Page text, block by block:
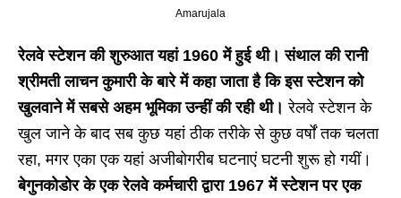
Amarujala
रेलवे स्टेशन की शुरुआत यहां 1960 में हुई थी। संथाल की रानी
श्रीमती लाचन कुमारी के बारे में कहा जाता है कि इस स्टेशन को
खुलवाने में सबसे अहम भूमिका उन्हीं की रही थी। रेलवे स्टेशन के
खुल जाने के बाद सब कुछ यहां ठीक तरीके से कुछ वर्षों तक चलता
रहा, मगर एका एक यहां अजीबोगरीब घटनाएं घटनी शुरू हो गयीं।
बेगुनकोडोर के एक रेलवे कर्मचारी द्वारा 1967 में स्टेशन पर एक